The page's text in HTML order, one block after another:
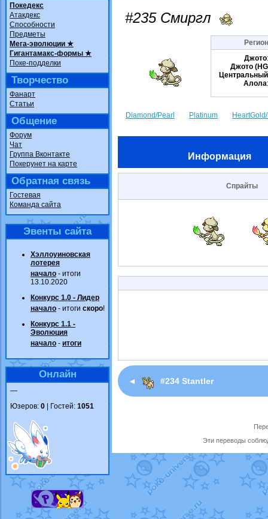
Покедекс
Атакдекс
Способности
Предметы
Мега-эволюции ★
Гигантамакс-формы ★
Поке-подделки
Творчество
Фанарт
Статьи
Общение
Форум
Чат
Группа Вконтакте
Покерунет на карте
Обратная связь
Гостевая
Команда сайта
Эвенты сайта
Хэллоуиновская
лотерея
начало - итоги
13.10.2020
Конкурс 1.0 - Лидер
начало - итоги скоро!
Конкурс 1.1 -
Эволюция
начало - итоги
Онлайн
—
Юзеров: 0 | Гостей: 1051
#235 Смиргл
Джото
Джото
Алола
Diamond/Pearl Platinum
Информация
Спрайты
◄ #234 Stantler
Эти переводы